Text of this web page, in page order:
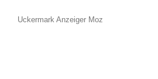
Uckermark Anzeiger Moz